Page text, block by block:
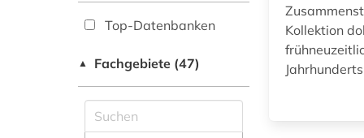
Top-Datenbanken
▲ Fachgebiete (47)
Kollektion